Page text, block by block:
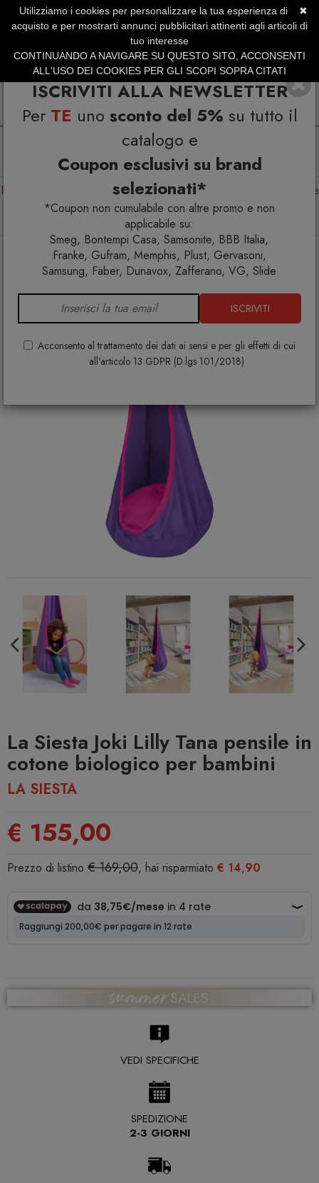
ISCRIVITI ALLA NEWSLETTER
Per TE uno sconto del 5% su tutto il
catalogo e
Coupon esclusivi su brand
selezionati*
*Coupon non cumulabile con altre promo e non
applicabile su:
Smeg, Bontempi Casa, Samsonite, BBB Italia,
Franke, Gufram, Memphis, Plust, Gervasoni,
Samsung, Faber, Dunavox, Zafferano, VG, Slide
ISCRIVITI
Acconsento al trattamento dei dati ai sensi e per gli effetti di cui
all'articolo 13 GDPR (D.lgs 101/2018)
SERVIZIO CLIENTI +39.0773.470.562
SUMMER SALES | Fino al 40% di Sconto
Home Arredo interno Arredo esterno
Amache
La Siesta Joki Lilly Tana pensile in cotone biologico per
bambini
La Siesta Joki Lilly Tana pensile in
cotone biologico per bambini
LA SIESTA
€ 155,00
Prezzo di listino € 169,00, hai risparmiato € 14,90
VEDI SPECIFICHE
SPEDIZIONE
2-3 GIORNI
✖
Utilizziamo i cookies per personalizzare la tua esperienza di
acquisto e per mostrarti annunci pubblicitari attinenti agli articoli di
tuo interesse
CONTINUANDO A NAVIGARE SU QUESTO SITO, ACCONSENTI
ALL'USO DEI COOKIES PER GLI SCOPI SOPRA CITATI